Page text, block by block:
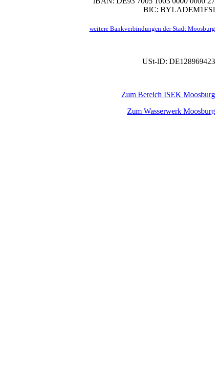
BIC: BYLADEM1FSI
weitere Bankverbindungen der Stadt Moosburg
USt-ID: DE128969423
Zum Bereich ISEK Moosburg
Zum Wasserwerk Moosburg